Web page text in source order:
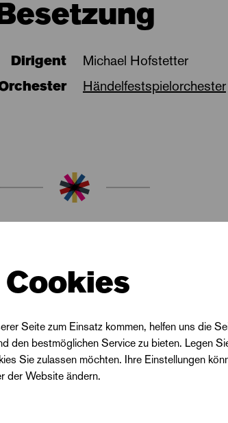
Dirigent
Michael Hofstetter
Händelfestspielorchester
Termine
Seite zum Einsatz kommen, helfen uns die
den bestmöglichen Service zu bieten. Legen
Sie zulassen möchten. Ihre Einstellungen
der Website ändern.